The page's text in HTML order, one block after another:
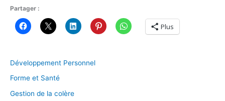
Partager :
Plus
Développement Personnel
Forme et Santé
Gestion de la colère